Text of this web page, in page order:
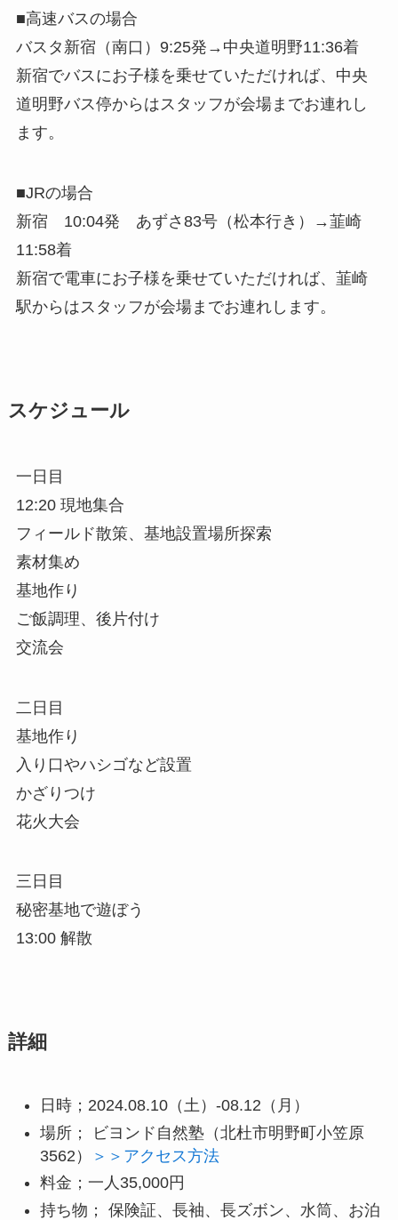
■高速バスの場合
バスタ新宿（南口）9:25発→中央道明野11:36着
新宿でバスにお子様を乗せていただければ、中央
道明野バス停からはスタッフが会場までお連れし
ます。
■JRの場合
新宿 10:04発 あずさ83号（松本行き）→韮崎
11:58着
新宿で電車にお子様を乗せていただければ、韮崎
駅からはスタッフが会場までお連れします。
スケジュール
一日目
12:20 現地集合
フィールド散策、基地設置場所探索
素材集め
基地作り
ご飯調理、後片付け
交流会
二日目
基地作り
入り口やハシゴなど設置
かざりつけ
花火大会
三日目
秘密基地で遊ぼう
13:00 解散
詳細
日時；2024.08.10（土）-08.12（月）
場所； ビヨンド自然塾（北杜市明野町小笠原
3562）
＞＞アクセス方法
料金；一人35,000円
持ち物； 保険証、長袖、長ズボン、水筒、お泊